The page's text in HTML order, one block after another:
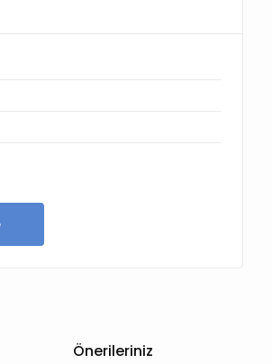
Önerileriniz